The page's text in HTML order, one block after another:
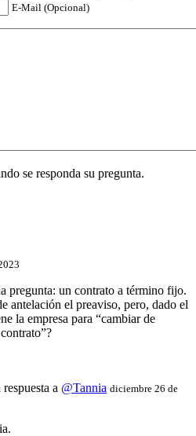
E-Mail (Opcional)
se responda su pregunta.
pregunta: un contrato a término fijo.
antelación el preaviso, pero, dado el
la empresa para “cambiar de
respuesta a @Tannia diciembre 26 de